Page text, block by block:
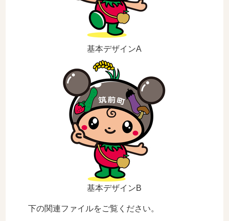
基本デザインA
基本デザインB
下の関連ファイルをご覧ください。